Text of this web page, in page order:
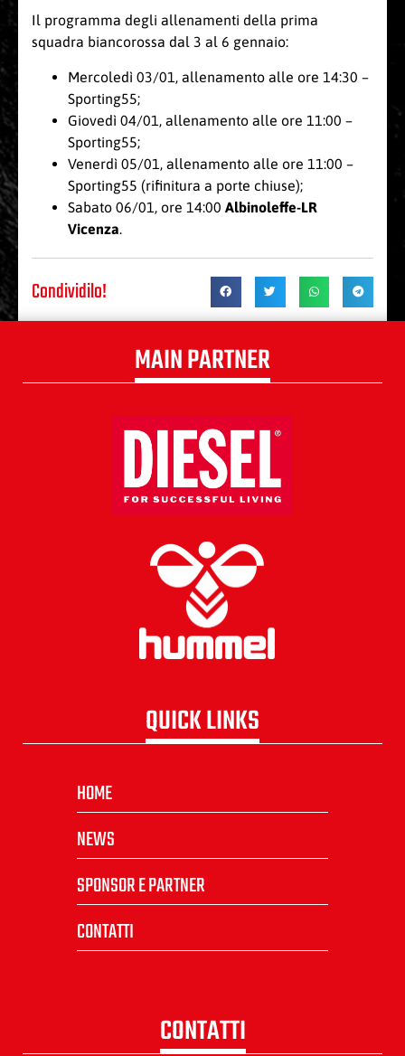
Il programma degli allenamenti della prima
squadra biancorossa dal 3 al 6 gennaio:
Mercoledì 03/01, allenamento alle ore 14:30 –
Sporting55;
Giovedì 04/01, allenamento alle ore 11:00 –
Sporting55;
Venerdì 05/01, allenamento alle ore 11:00 –
Sporting55 (rifinitura a porte chiuse);
Sabato 06/01, ore 14:00 Albinoleffe-LR
Vicenza.
Condividilo!
MAIN PARTNER
QUICK LINKS
HOME
NEWS
SPONSOR E PARTNER
CONTATTI
CONTATTI